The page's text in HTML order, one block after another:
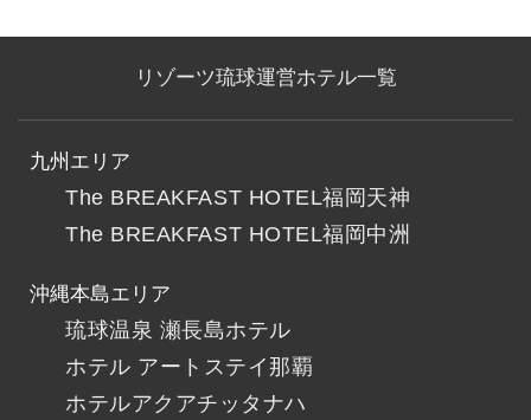
リゾーツ琉球運営ホテル一覧
九州エリア
The BREAKFAST HOTEL福岡天神
The BREAKFAST HOTEL福岡中洲
沖縄本島エリア
琉球温泉 瀬長島ホテル
ホテル アートステイ那覇
ホテルアクアチッタナハ